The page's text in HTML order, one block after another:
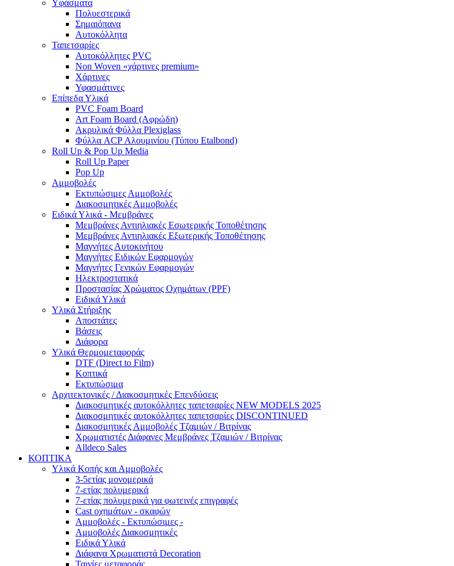
Yφάσματα
Πολυεστερικά
Σημαιόπανα
Αυτοκόλλητα
Ταπετσαρίες
Αυτοκόλλητες PVC
Non Woven «χάρτινες premium»
Χάρτινες
Υφασμάτινες
Επίπεδα Υλικά
PVC Foam Board
Art Foam Board (Αφρώδη)
Ακρυλικά Φύλλα Plexiglass
Φύλλα ACP Αλουμινίου (Τύπου Etalbond)
Roll Up & Pop Up Media
Roll Up Paper
Pop Up
Αμμοβολές
Εκτυπώσιμες Αμμοβολές
Διακοσμητικές Αμμοβολές
Ειδικά Υλικά - Μεμβράνες
Μεμβράνες Αντιηλιακές Εσωτερικής Τοποθέτησης
Μεμβράνες Αντιηλιακές Εξωτερικής Τοποθέτησης
Μαγνήτες Αυτοκινήτου
Μαγνήτες Ειδικών Εφαρμογών
Μαγνήτες Γενικών Εφαρμογών
Ηλεκτροστατικά
Προστασίας Χρώματος Οχημάτων (PPF)
Ειδικά Υλικά
Υλικά Στήριξης
Αποστάτες
Βάσεις
Διάφορα
Υλικά Θερμομεταφοράς
DTF (Direct to Film)
Κοπτικά
Εκτυπώσιμα
Αρχιτεκτονικές / Διακοσμητικές Επενδύσεις
Διακοσμητικές αυτοκόλλητες ταπετσαρίες NEW MODELS 2025
Διακοσμητικές αυτοκόλλητες ταπετσαρίες DISCONTINUED
Διακοσμητικές Αμμοβολές Τζαμιών / Βιτρίνας
Χρωματιστές Διάφανες Μεμβράνες Τζαμιών / Βιτρίνας
Alldeco Sales
ΚΟΠΤΙΚΑ
Υλικά Κοπής και Αμμοβολές
3-5ετίας μονομερικά
7-ετίας πολυμερικά
7-ετίας πολυμερικά για φωτεινές επιγραφές
Cast οχημάτων - σκαφών
Aμμοβολές - Εκτυπώσιμες -
Αμμοβολές Διακοσμητικές
Ειδικά Υλικά
Διάφανα Χρωματιστά Decoration
Ταινίες μεταφοράς